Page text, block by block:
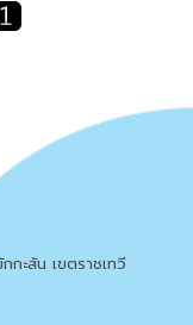
ะสัน เขตราชเทวี